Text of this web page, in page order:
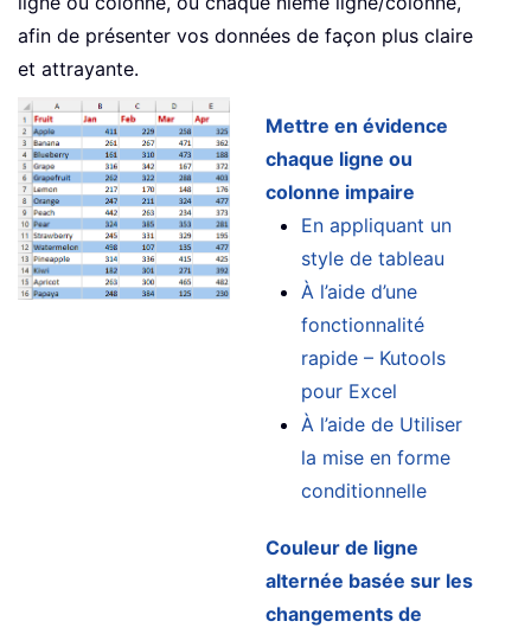
afin de présenter vos données de façon plus claire
et attrayante.
Mettre en évidence
chaque ligne ou
colonne impaire
En appliquant un
style de tableau
À l’aide d’une
fonctionnalité
rapide – Kutools
pour Excel
À l’aide de Utiliser
la mise en forme
conditionnelle
Couleur de ligne
alternée basée sur les
changements de